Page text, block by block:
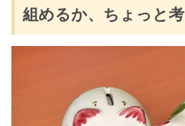
組めるか、ちょっと